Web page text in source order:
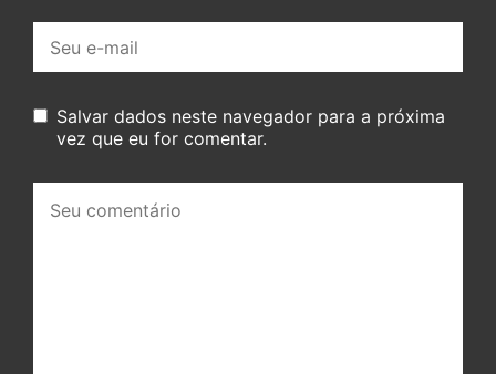
mail:
Salvar dados neste navegador para a próxima
vez que eu for comentar.
comentário: